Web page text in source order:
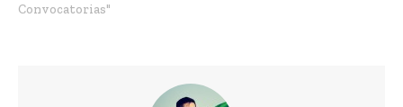
Convocatorias"